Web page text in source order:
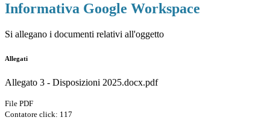
Informativa Google Workspace
Si allegano i documenti relativi all'oggetto
Allegati
Allegato 3 - Disposizioni 2025.docx.pdf
File PDF
Contatore click: 117